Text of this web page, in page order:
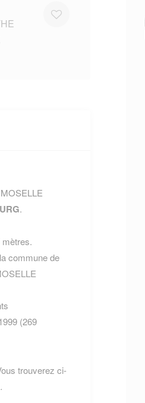
.
commune de
(269
trouverez ci-